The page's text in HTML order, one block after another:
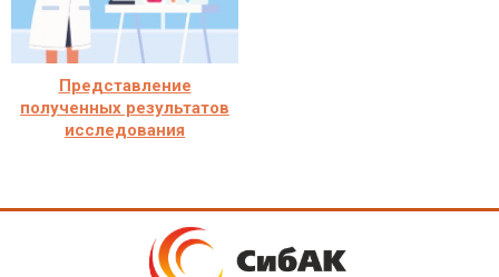
Представление
полученных результатов
исследования